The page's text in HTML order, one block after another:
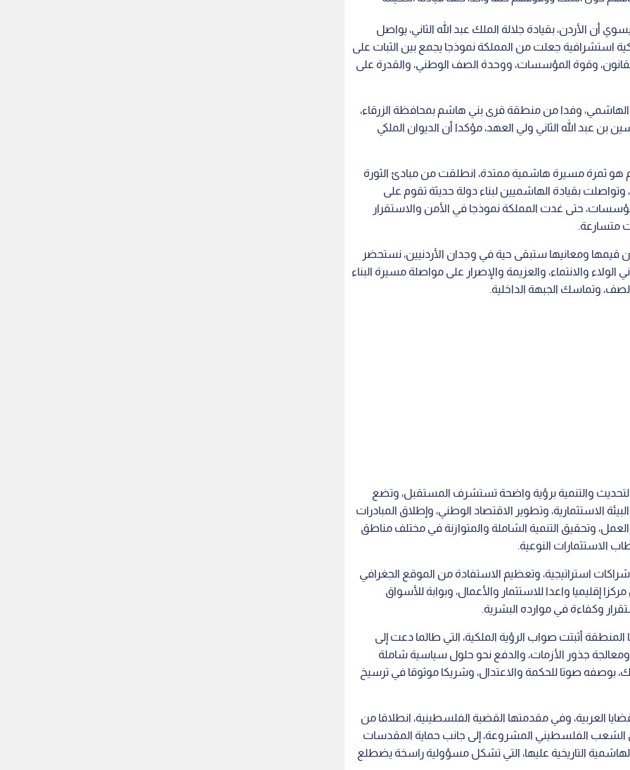
الأردن، بقيادة جلالة الملك عبد الله الثاني، يواصل
استشرافية جعلت من المملكة نموذجا يجمع بين الثبات على
القانون، وقوة المؤسسات، ووحدة الصف الوطني، والقدرة على
الهاشمي، وفدا من منطقة قرى بني هاشم بمحافظة الزرقاء،
بن عبد الله الثاني ولي العهد، مؤكدا أن الديوان الملكي
هو ثمرة مسيرة هاشمية ممتدة، انطلقت من مبادئ الثورة
وتواصلت بقيادة الهاشميين لبناء دولة حديثة تقوم على
حتى غدت المملكة نموذجا في الأمن والاستقرار
متسارعة.
قيمها ومعانيها ستبقى حية في وجدان الأردنيين، نستحضر
والانتماء، والعزيمة والإصرار على مواصلة مسيرة البناء
وتماسك الجبهة الداخلية.
والتنمية برؤية واضحة تستشرف المستقبل، وتضع
الاستثمارية، وتطوير الاقتصاد الوطني، وإطلاق المبادرات
وتحقيق التنمية الشاملة والمتوازنة في مختلف مناطق
الاستثمارات النوعية.
شراكات استراتيجية، وتعظيم الاستفادة من الموقع الجغرافي
إقليميا واعدا للاستثمار والأعمال، وبوابة للأسواق
وكفاءة في موارده البشرية.
أثبتت صواب الرؤية الملكية، التي طالما دعت إلى
جذور الأزمات، والدفع نحو حلول سياسية شاملة
بوصفه صوتا للحكمة والاعتدال، وشريكا موثوقا في ترسيخ
العربية، وفي مقدمتها القضية الفلسطينية، انطلاقا من
الشعب الفلسطيني المشروعة، إلى جانب حماية المقدسات
التاريخية عليها، التي تشكل مسؤولية راسخة يضطلع